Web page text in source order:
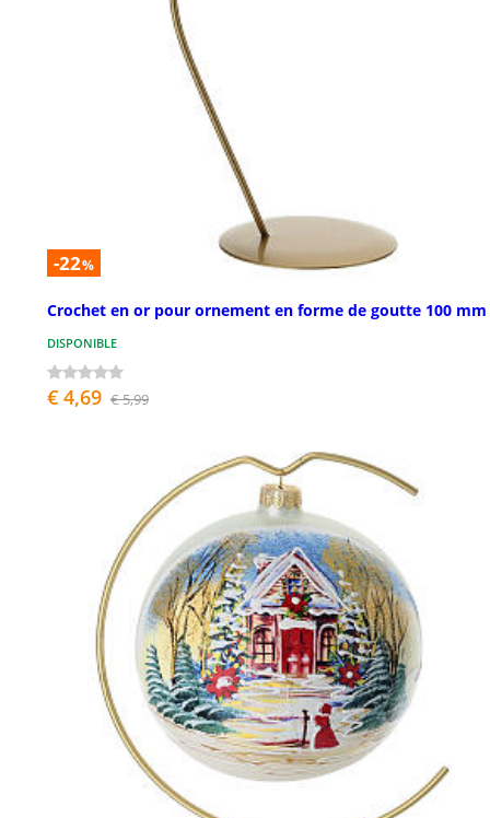
-22%
Crochet en or pour ornement en forme de goutte 100 mm
DISPONIBLE
€ 4,69 € 5,99